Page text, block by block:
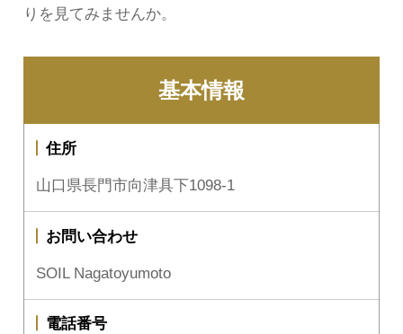
りを見てみませんか。
基本情報
住所
山口県長門市向津具下1098-1
お問い合わせ
SOIL Nagatoyumoto
電話番号